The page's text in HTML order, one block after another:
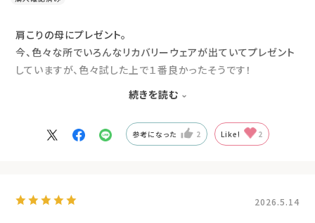
肩こりの母にプレゼント。
今、色々な所でいろんなリカバリーウェアが出ていてプレゼント
していますが、色々試した上で１番良かったそうです！
他のリカバリーウェアはフワッとしてるものが多い中で、キュッと
続きを読む
参考になった 2 Like! 2
2026.5.14